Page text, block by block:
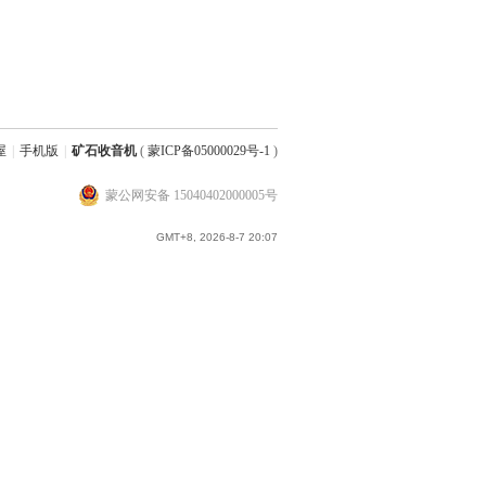
手机版 矿石收音机( 蒙ICP备05000029号-1 )
蒙公网安备 15040402000005号
GMT+8, 2026-8-7 20:07